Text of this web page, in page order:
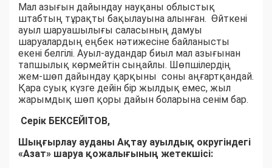
Мал азығын дайындау науқаны облыстық
штабтың тұрақты бақылауына алынған. Өйткені
ауыл шаруашылығы саласының дамуы
шаруалардың еңбек нәтижесіне байланысты
екені белгілі. Ауыл-аудандар биыл мал азығынан
тапшылық көрмейтін сыңайлы. Шөпшілердің
жем-шөп дайындау қарқыны соны аңғартқандай.
Қара суық күзге дейін бір жылдық емес, жыл
жарымдық шөп қоры дайын боларына сенім бар.
Серік БЕКСЕЙІТОВ,
Шыңғырлау ауданы Ақтау ауылдық округіндегі
«Азат» шаруа қожалығының жетекшісі: